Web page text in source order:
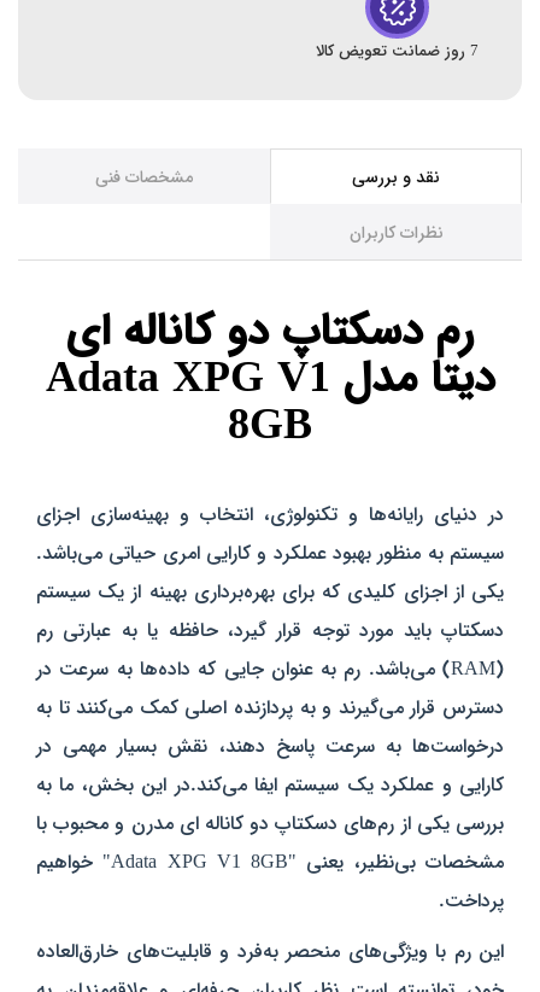
7 روز ضمانت تعویض کالا
نقد و بررسی مشخصات فنی
نظرات کاربران
رم دسکتاپ دو کاناله ای
دیتا مدل Adata XPG V1
8GB
در دنیای رایانه‌ها و تکنولوژی، انتخاب و بهینه‌سازی اجزای
سیستم به منظور بهبود عملکرد و کارایی امری حیاتی می‌باشد.
یکی از اجزای کلیدی که برای بهره‌برداری بهینه از یک سیستم
دسکتاپ باید مورد توجه قرار گیرد، حافظه یا به عبارتی رم
(RAM) می‌باشد. رم به عنوان جایی که داده‌ها به سرعت در
دسترس قرار می‌گیرند و به پردازنده اصلی کمک می‌کنند تا به
درخواست‌ها به سرعت پاسخ دهند، نقش بسیار مهمی در
کارایی و عملکرد یک سیستم ایفا می‌کند.در این بخش، ما به
بررسی یکی از رم‌های دسکتاپ دو کاناله ای مدرن و محبوب با
مشخصات بی‌نظیر، یعنی "Adata XPG V1 8GB" خواهیم
پرداخت.
این رم با ویژگی‌های منحصر به‌فرد و قابلیت‌های خارق‌العاده